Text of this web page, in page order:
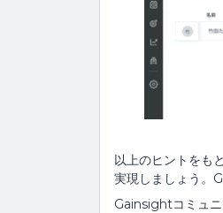
以上のヒントをも
実現しましょう。
Gainsightコミュニ